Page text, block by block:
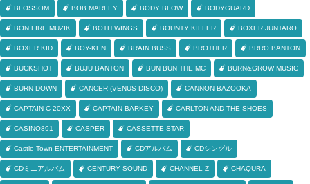
BLOSSOM BOB MARLEY BODY BLOW BODYGUARD
BON FIRE MUZIK BOTH WINGS BOUNTY KILLER BOXER JUNTARO
BOXER KID BOY-KEN BRAIN BUSS BROTHER BRRO BANTON
BUCKSHOT BUJU BANTON BUN BUN THE MC BURN&GROW MUSIC
BURN DOWN CANCER (VENUS DISCO) CANNON BAZOOKA
CAPTAIN-C 20XX CAPTAIN BARKEY CARLTON AND THE SHOES
CASINO891 CASPER CASSETTE STAR
Castle Town ENTERTAINMENT CDアルバム CDシングル
CDミニアルバム CENTURY SOUND CHANNEL-Z CHAQURA